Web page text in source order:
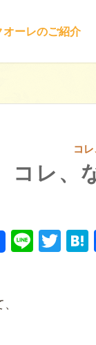
オーレのご紹介
コ
コレ、
Line